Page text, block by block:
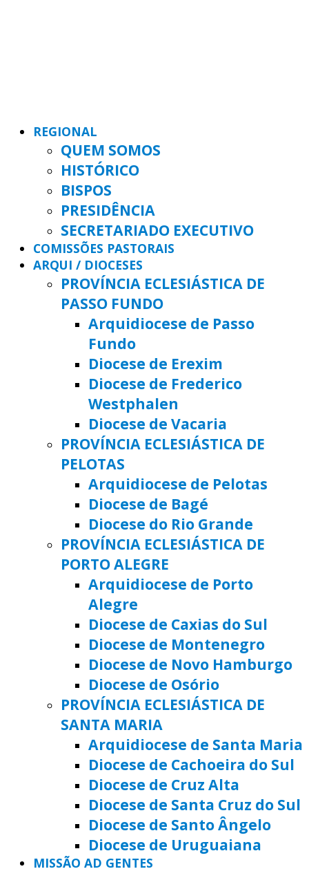
REGIONAL
QUEM SOMOS
HISTÓRICO
BISPOS
PRESIDÊNCIA
SECRETARIADO EXECUTIVO
COMISSÕES PASTORAIS
ARQUI / DIOCESES
PROVÍNCIA ECLESIÁSTICA DE
PASSO FUNDO
Arquidiocese de Passo
Fundo
Diocese de Erexim
Diocese de Frederico
Westphalen
Diocese de Vacaria
PROVÍNCIA ECLESIÁSTICA DE
PELOTAS
Arquidiocese de Pelotas
Diocese de Bagé
Diocese do Rio Grande
PROVÍNCIA ECLESIÁSTICA DE
PORTO ALEGRE
Arquidiocese de Porto
Alegre
Diocese de Caxias do Sul
Diocese de Montenegro
Diocese de Novo Hamburgo
Diocese de Osório
PROVÍNCIA ECLESIÁSTICA DE
SANTA MARIA
Arquidiocese de Santa Maria
Diocese de Cachoeira do Sul
Diocese de Cruz Alta
Diocese de Santa Cruz do Sul
Diocese de Santo Ângelo
Diocese de Uruguaiana
MISSÃO AD GENTES